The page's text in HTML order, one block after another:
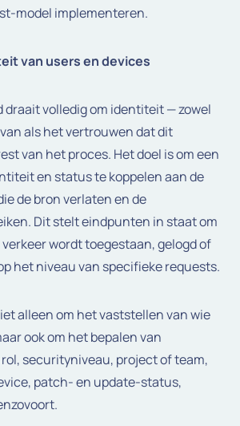
model implementeren.
van users en devices
draait volledig om identiteit — zowel
als het vertrouwen dat dit
van het proces. Het doel is om een
en status te koppelen aan de
de bron verlaten en de
Dit stelt eindpunten in staat om
wordt toegestaan, gelogd of
het niveau van specifieke requests.
alleen om het vaststellen van wie
ook om het bepalen van
securityniveau, project of team,
patch- en update-status,